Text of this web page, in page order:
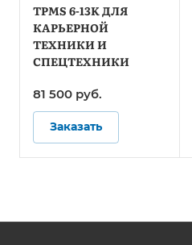
карьерной техники и
спецтранспорта
TPMS 6-13K ДЛЯ
КАРЬЕРНОЙ
ТЕХНИКИ И
СПЕЦТЕХНИКИ
81 500 руб.
Заказать